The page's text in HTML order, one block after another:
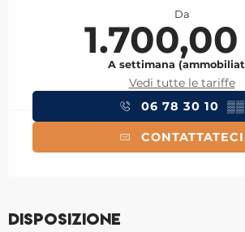
Da
A settimana
Vedi tutte le tariffe
06 78 30 10 ▒▒
CONTATTATECI
Disposizione